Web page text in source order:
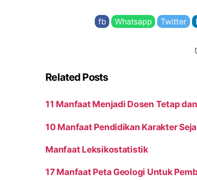
fb Whatsapp Twitter
Related Posts
11 Manfaat Menjadi Dosen Tetap
10 Manfaat Pendidikan Karakter
Manfaat Leksikostatistik
17 Manfaat Peta Geologi Untuk